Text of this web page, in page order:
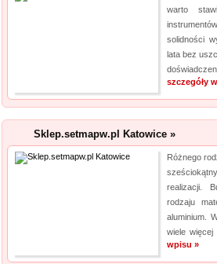
warto
solidności
lata bez
szczegóły
Sklep.setmapw.pl Katowice »
Różnego
realizacji.
rodzaju
aluminium.
wiele
wpisu »